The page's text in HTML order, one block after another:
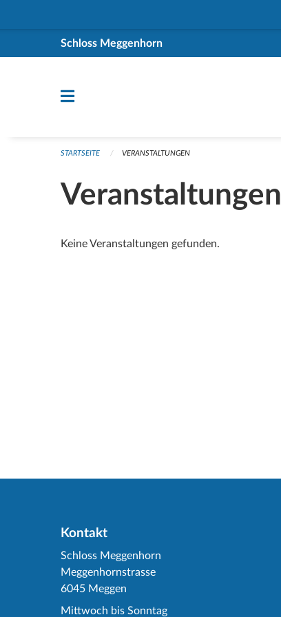
Schloss Meggenhorn
STARTSEITE VERANSTALTUNGEN
Veranstaltungen
Keine Veranstaltungen gefunden.
Kontakt
Schloss Meggenhorn
Meggenhornstrasse
6045 Meggen
Mittwoch bis Sonntag